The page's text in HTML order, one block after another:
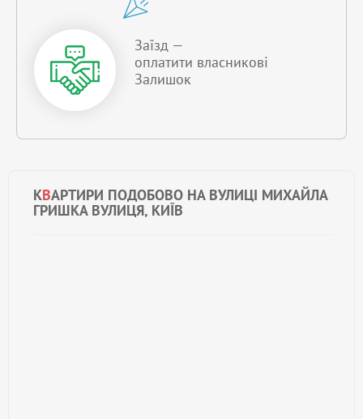
КВАРТИРИ ПОДОБОВО НА ВУЛИЦІ МИХАЙЛА
ГРИШКА ВУЛИЦЯ, КИЇВ
Заїзд —
оплатити власникові
Залишок